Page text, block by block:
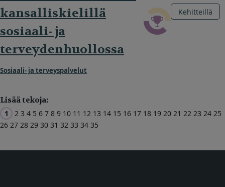
kansalliskielillä
sosiaali- ja
terveydenhuollossa
Sosiaali- ja terveyspalvelut
Kehitteillä
Lisää tekoja:
1 2 3 4 5 6 7 8 9 10 11 12 13 14 15 16 17 18 19 20 21 22 23 24 25
26 27 28 29 30 31 32 33 34 35